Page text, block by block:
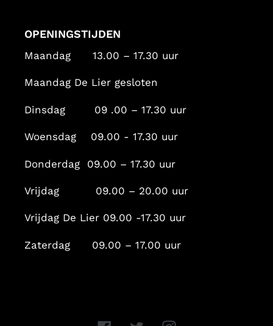
OPENINGSTIJDEN
Maandag 13.00 – 17.30 uur
Maandag De Lier gesloten
Dinsdag 09 .00 – 17.30 uur
Woensdag 09.00 - 17.30 uur
Donderdag 09.00 – 17.30 uur
Vrijdag 09.00 – 20.00 uur
Vrijdag De Lier 09.00 -17.30 uur
Zaterdag 09.00 – 17.00 uur